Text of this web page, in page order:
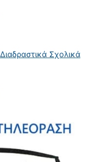
Διαδραστικά Σχολικά